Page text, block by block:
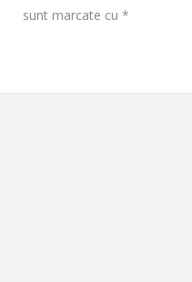
sunt marcate cu *